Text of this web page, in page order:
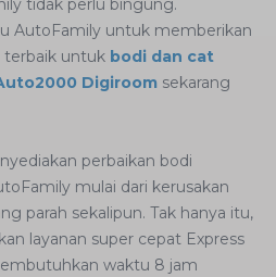
tidak perlu bingung.
AutoFamily untuk memberikan
terbaik untuk bodi dan cat
Digiroom sekarang
perbaikan bodi
mulai dari kerusakan
parah sekalipun. Tak hanya itu,
layanan super cepat Express
waktu 8 jam